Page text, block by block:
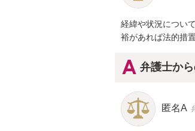
経緯や状況につい
裕があれば法的措
弁護士か
匿名A